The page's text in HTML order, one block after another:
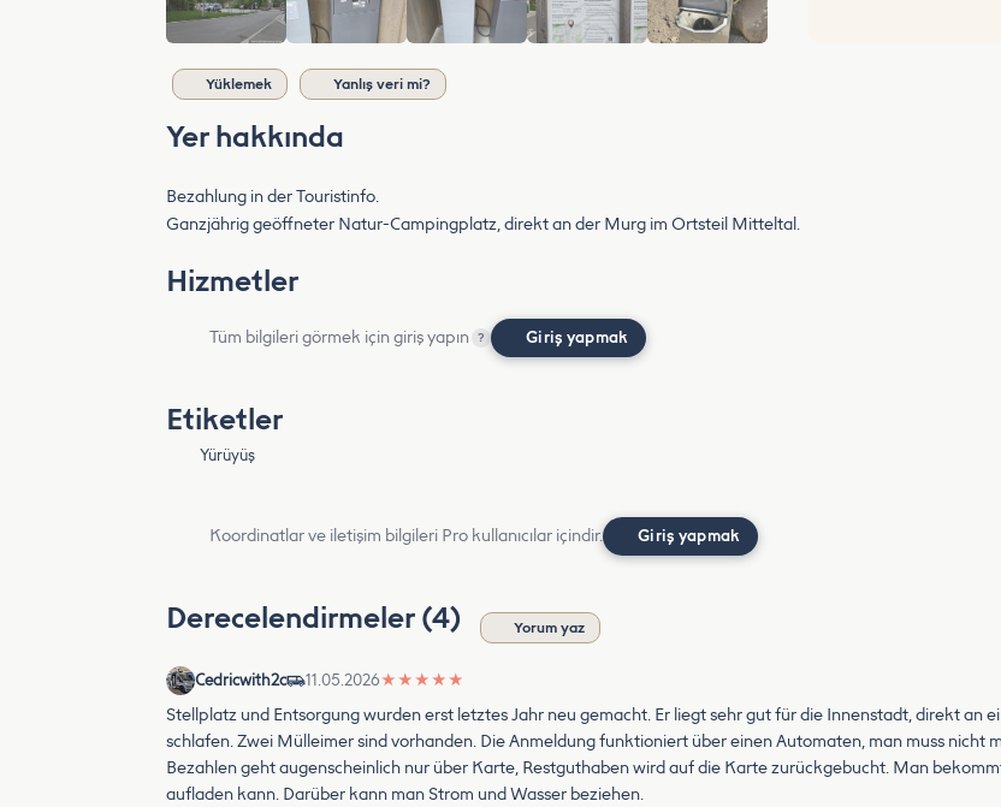
Yüklemek Yanlış veri mi?
Yer hakkında
Bezahlung in der Touristinfo.
Ganzjährig geöffneter Natur-Campingplatz, direkt an der Murg im Ortsteil Mitteltal.
Hizmetler
Tüm bilgileri görmek için giriş yapın ? Giriş yapmak
Etiketler
Yürüyüş
Koordinatlar ve iletişim bilgileri Pro kullanıcılar içindir. Giriş yapmak
Derecelendirmeler (4) Yorum yaz
Cedricwith2c 11.05.2026★ ★ ★ ★ ★
Stellplatz und Entsorgung wurden erst letztes Jahr neu gemacht. Er liegt sehr gut für die Innenstadt, direkt an
schlafen. Zwei Mülleimer sind vorhanden. Die Anmeldung funktioniert über einen Automaten, man muss nicht
Bezahlen geht augenscheinlich nur über Karte, Restguthaben wird auf die Karte zurückgebucht. Man
aufladen kann. Darüber kann man Strom und Wasser beziehen.